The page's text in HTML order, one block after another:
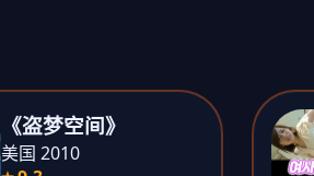
《盗梦空间》
美国 2010